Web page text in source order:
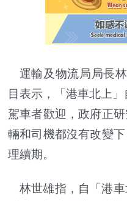
運輸及物流局局長
目表示，「港車北上
駕車者歡迎，政府正
輛和司機都沒有改變
理續期。
林世雄指，自「港